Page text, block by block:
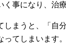
事になり、治
しまうと、「自
てしまいます。